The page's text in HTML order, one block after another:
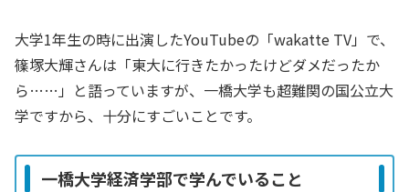
大学1年生の時に出演したYouTubeの「wakatte TV」で、
篠塚大輝さんは「東大に行きたかったけどダメだったか
ら……」と語っていますが、一橋大学も超難関の国公立大
学ですから、十分にすごいことです。
一橋大学経済学部で学んでいること